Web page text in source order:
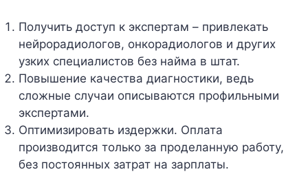
Получить доступ к экспертам – привлекать
нейрорадиологов, онкорадиологов и других
узких специалистов без найма в штат.
Повышение качества диагностики, ведь
сложные случаи описываются профильными
экспертами.
Оптимизировать издержки. Оплата
производится только за проделанную работу,
без постоянных затрат на зарплаты.